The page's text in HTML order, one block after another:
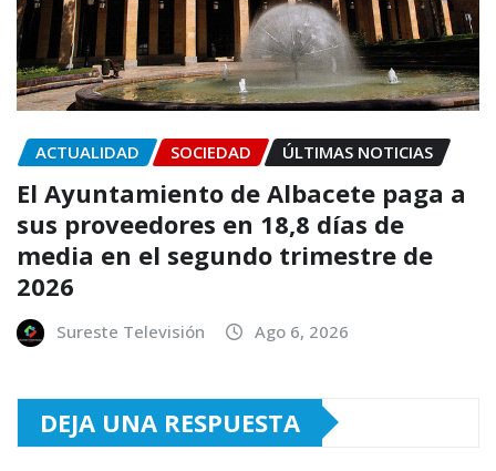
ACTUALIDAD SOCIEDAD ÚLTIMAS NOTICIAS
El Ayuntamiento de Albacete paga a
sus proveedores en 18,8 días de
media en el segundo trimestre de
2026
Sureste Televisión Ago 6, 2026
DEJA UNA RESPUESTA